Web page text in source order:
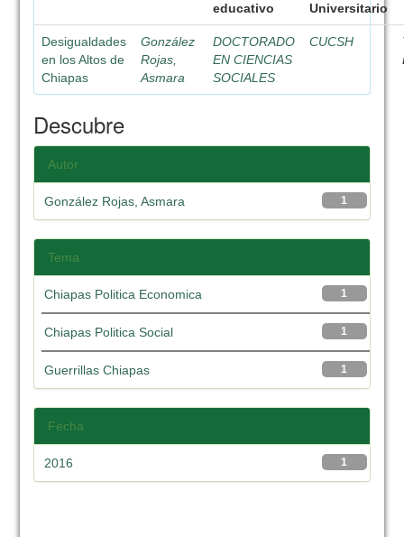
educativo
Universitario
Desigualdades
en los Altos de
Chiapas
González
Rojas,
Asmara
DOCTORADO
EN CIENCIAS
SOCIALES
CUCSH
Descubre
Autor
1
González Rojas, Asmara
Tema
1
Chiapas Politica Economica
1
Chiapas Politica Social
1
Guerrillas Chiapas
Fecha
1
2016